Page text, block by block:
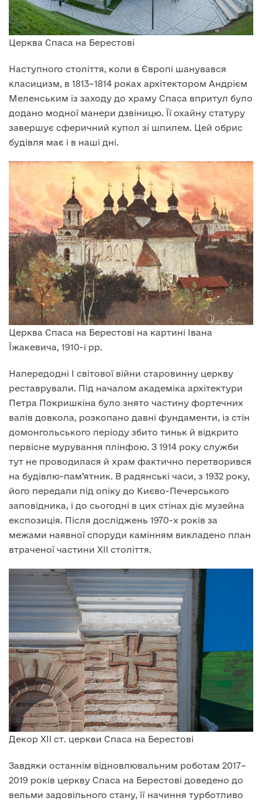
Церква Спаса на Берестові
Наступного століття, коли в Європі шанувався
класицизм, в 1813–1814 роках архітектором Андрієм
Меленським із заходу до храму Спаса впритул було
додано модної манери дзвіницю. Її охайну статуру
завершує сферичний купол зі шпилем. Цей обрис
будівля має і в наші дні.
Церква Спаса на Берестові на картині Івана
Їжакевича, 1910-і рр.
Напередодні I світової війни старовинну церкву
реставрували. Під началом академіка архітектури
Петра Покришкіна було знято частину фортечних
валів довкола, розкопано давні фундаменти, із стін
домонгольського періоду збито тиньк й відкрито
первісне мурування плінфою. З 1914 року служби
тут не проводилася й храм фактично перетворився
на будівлю-пам’ятник. В радянські часи, з 1932 року,
його передали під опіку до Києво-Печерського
заповідника, і до сьогодні в цих стінах діє музейна
експозиція. Після досліджень 1970-х років за
межами наявної споруди камінням викладено план
втраченої частини XII століття.
Декор XII ст. церкви Спаса на Берестові
Завдяки останнім відновлювальним роботам 2017–
2019 років церкву Спаса на Берестові доведено до
вельми задовільного стану, її начиння турботливо